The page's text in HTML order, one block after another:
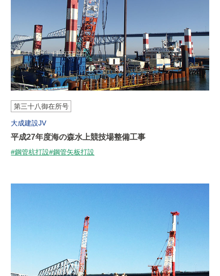
第三十八御在所号
大成建設JV
平成27年度海の森水上競技場整備工事
#鋼管杭打設#鋼管矢板打設